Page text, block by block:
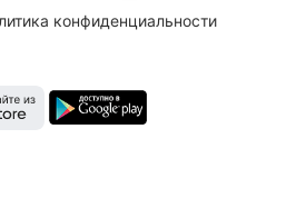
конфиденциальности